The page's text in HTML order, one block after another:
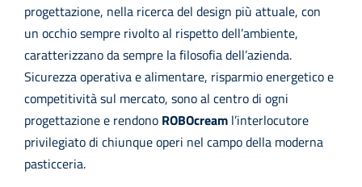
progettazione, nella ricerca del design più attuale, con
un occhio sempre rivolto al rispetto dell’ambiente,
caratterizzano da sempre la filosofia dell’azienda.
Sicurezza operativa e alimentare, risparmio energetico e
competitività sul mercato, sono al centro di ogni
progettazione e rendono ROBOcreaml’interlocutore
privilegiato di chiunque operi nel campo della moderna
pasticceria.